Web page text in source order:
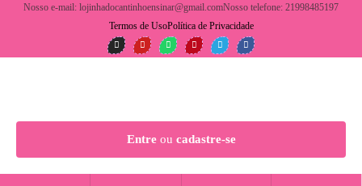
Nosso e-mail: lojinhadocantinhoensinar@gmail.comNosso telefone: 21998485197
Termos de UsoPolítica de Privacidade
Entreou cadastre-se